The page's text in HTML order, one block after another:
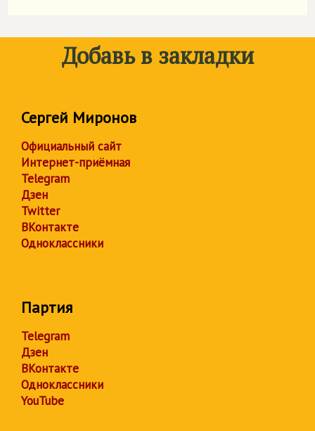
Добавь в закладки
Сергей Миронов
Официальный сайт
Интернет-приёмная
Telegram
Дзен
Twitter
ВКонтакте
Одноклассники
Партия
Telegram
Дзен
ВКонтакте
Одноклассники
YouTube